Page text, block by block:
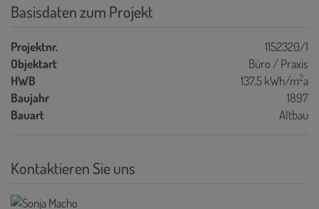
Basisdaten zum Projekt
Projektnr.
1152320/1
Objektart
Büro / Praxis
HWB
137.5 kWh/m2a
Baujahr
1897
Bauart
Altbau
Kontaktieren Sie uns